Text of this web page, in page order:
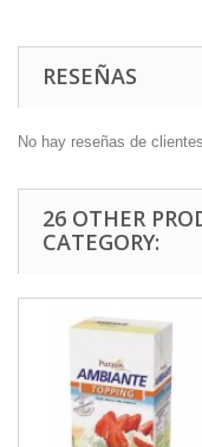
RESEÑAS
No hay reseñas de
26 OTHER
CATEGORY: